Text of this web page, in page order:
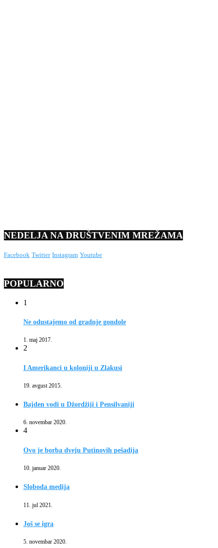
NEDELJA NA DRUŠTVENIM MREŽAMA
Facebook Twitter Instagram Youtube
POPULARNO
1
Ne odustajemo od gradnje gondole
1. maj 2017.
2
I Amerikanci u koloniji u Zlakusi
19. avgust 2015.
Bajden vodi u Džordžiji i Pensilvaniji
6. novembar 2020.
4
Ovo je borba dveju Putinovih pešadija
10. januar 2020.
Sloboda medija
11. jul 2021.
Još se igra
5. novembar 2020.